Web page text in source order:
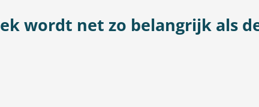
wordt net zo belangrijk als